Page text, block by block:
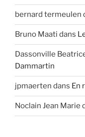
bernard termeulen
Bruno Maati dans
Dassonville
Dammartin
jpmaerten dans En
Noclain Jean Marie